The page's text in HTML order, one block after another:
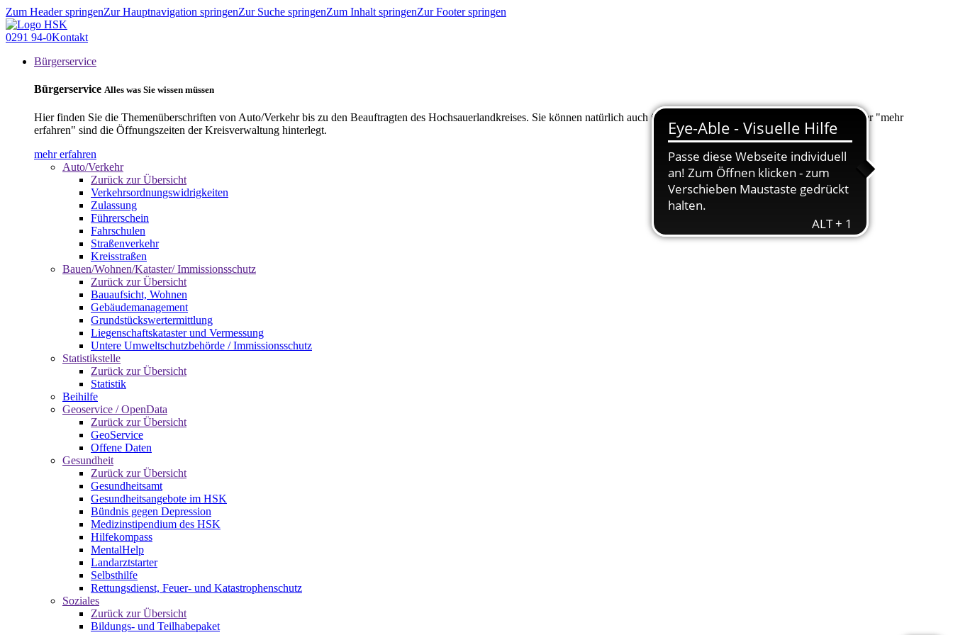
Zum Header springenZur Hauptnavigation springenZur Suche springenZum Inhalt springenZur Footer springen
0291 94-0Kontakt
Bürgerservice
Bürgerservice Alles was Sie wissen müssen
Hier finden Sie die Themenüberschriften von Auto/Verkehr bis zu den Beauftragten des Hochsauerlandkreises. Sie können natürlich auch über "Suche" nach Ihrem Anliegen suchen. Unter "mehr
erfahren" sind die Öffnungszeiten der Kreisverwaltung hinterlegt.
mehr erfahren
Auto/Verkehr
Zurück zur Übersicht
Verkehrsordnungswidrigkeiten
Zulassung
Führerschein
Fahrschulen
Straßenverkehr
Kreisstraßen
Bauen/Wohnen/Kataster/ Immissionsschutz
Zurück zur Übersicht
Bauaufsicht, Wohnen
Gebäudemanagement
Grundstückswertermittlung
Liegenschaftskataster und Vermessung
Untere Umweltschutzbehörde / Immissionsschutz
Statistikstelle
Zurück zur Übersicht
Statistik
Beihilfe
Geoservice / OpenData
Zurück zur Übersicht
GeoService
Offene Daten
Gesundheit
Zurück zur Übersicht
Gesundheitsamt
Gesundheitsangebote im HSK
Bündnis gegen Depression
Medizinstipendium des HSK
Hilfekompass
MentalHelp
Landarztstarter
Selbsthilfe
Rettungsdienst, Feuer- und Katastrophenschutz
Soziales
Zurück zur Übersicht
Bildungs- und Teilhabepaket